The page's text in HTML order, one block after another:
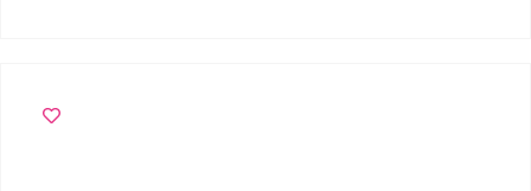
• Vyrobený z rychleschnoucího, voděodolného materiálu